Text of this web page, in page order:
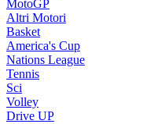
MotoGP
Altri Motori
Basket
America's Cup
Nations League
Tennis
Sci
Volley
Drive UP